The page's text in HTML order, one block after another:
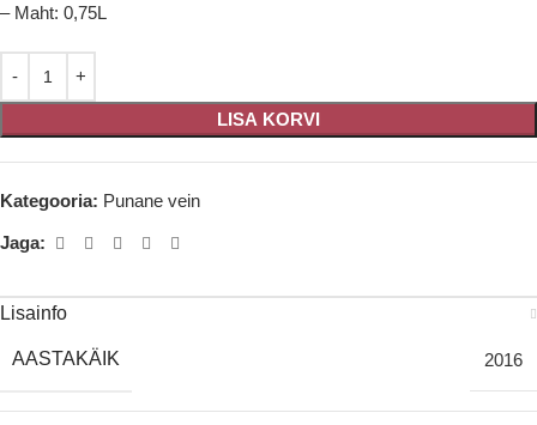
– Maht: 0,75L
LISA KORVI
Kategooria: Punane vein
Jaga:
Lisainfo
AASTAKÄIK 2016